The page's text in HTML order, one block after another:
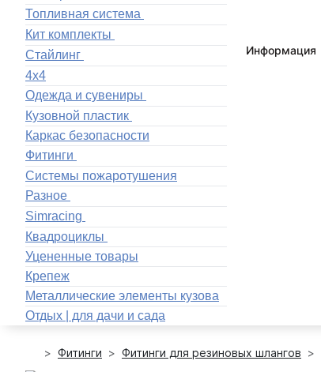
Топливная система
Кит комплекты
Стайлинг
4x4
Одежда и сувениры
Кузовной пластик
Каркас безопасности
Фитинги
Системы пожаротушения
Разное
Simracing
Квадроциклы
Уцененные товары
Крепеж
Металлические элементы кузова
Отдых | для дачи и сада
Информация
Фитинги Фитинги для резиновых шлангов